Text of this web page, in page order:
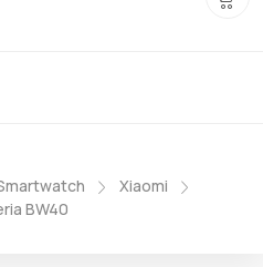
Xiaomi
BW40